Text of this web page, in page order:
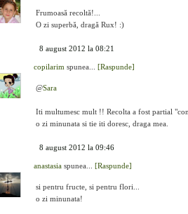
Frumoasă recoltă!...
O zi superbă, dragă Rux! :)
8 august 2012 la 08:21
copilarim spunea... [Raspunde]
@Sara
Iti multumesc mult !! Recolta a fost partial
o zi minunata si tie iti doresc, draga mea.
8 august 2012 la 09:46
anastasia spunea... [Raspunde]
si pentru fructe, si pentru flori...
o zi minunata!